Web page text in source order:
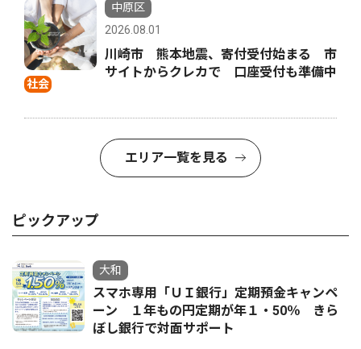
社会
中原区
2026.08.01
川崎市 熊本地震、寄付受付始まる 市
サイトからクレカで 口座受付も準備中
エリア一覧を見る
ピックアップ
大和
スマホ専用「ＵＩ銀行」定期預金キャンペ
ーン １年もの円定期が年１・50％ きら
ぼし銀行で対面サポート